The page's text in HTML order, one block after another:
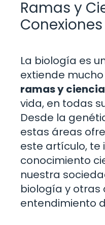
Ramas y
Conexiones
La biología es
extiende
ramas y
vida, en todas
Desde la
estas áreas
este artículo, te
conocimiento
nuestra
biología y otras
entendimiento